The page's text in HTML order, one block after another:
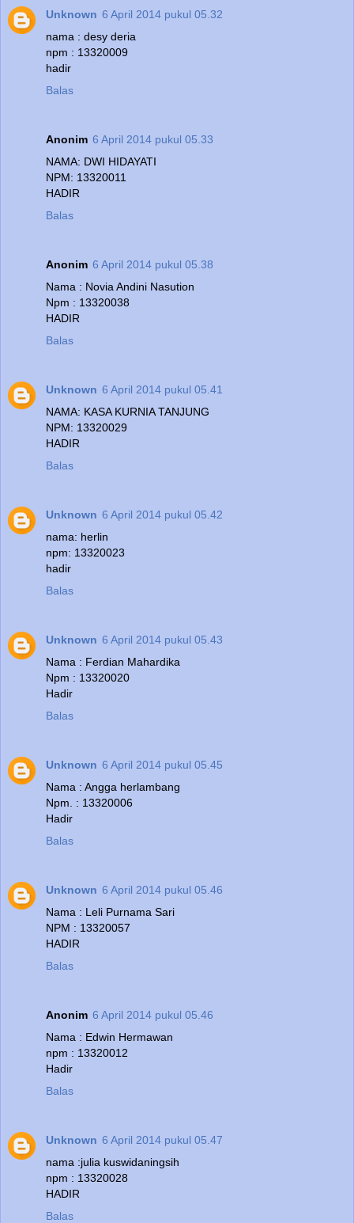
Unknown 6 April 2014 pukul 05.32
nama : desy deria
npm : 13320009
hadir
Balas
Anonim 6 April 2014 pukul 05.33
NAMA: DWI HIDAYATI
NPM: 13320011
HADIR
Balas
Anonim 6 April 2014 pukul 05.38
Nama : Novia Andini Nasution
Npm : 13320038
HADIR
Balas
Unknown 6 April 2014 pukul 05.41
NAMA: KASA KURNIA TANJUNG
NPM: 13320029
HADIR
Balas
Unknown 6 April 2014 pukul 05.42
nama: herlin
npm: 13320023
hadir
Balas
Unknown 6 April 2014 pukul 05.43
Nama : Ferdian Mahardika
Npm : 13320020
Hadir
Balas
Unknown 6 April 2014 pukul 05.45
Nama : Angga herlambang
Npm. : 13320006
Hadir
Balas
Unknown 6 April 2014 pukul 05.46
Nama : Leli Purnama Sari
NPM : 13320057
HADIR
Balas
Anonim 6 April 2014 pukul 05.46
Nama : Edwin Hermawan
npm : 13320012
Hadir
Balas
Unknown 6 April 2014 pukul 05.47
nama :julia kuswidaningsih
npm : 13320028
HADIR
Balas